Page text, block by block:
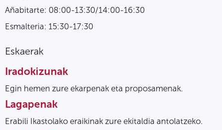
Añabitarte: 08:00-13:30/14:00-16:30
Esmalteria: 15:30-17:30
Eskaerak
Iradokizunak
Egin hemen zure ekarpenak eta proposamenak.
Lagapenak
Erabili Ikastolako eraikinak zure ekitaldia antolatzeko.